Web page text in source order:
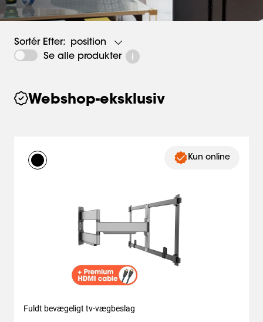
Sortér Efter:
position
Se alle produkter
Webshop-eksklusiv
Kun online
Fuldt bevægeligt tv-vægbeslag